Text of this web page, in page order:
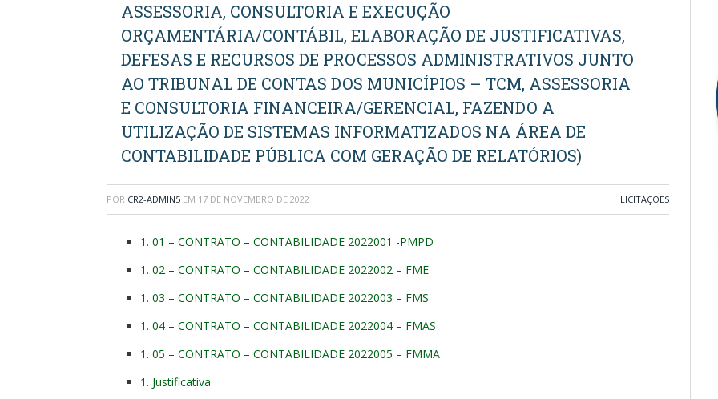
ASSESSORIA, CONSULTORIA E EXECUÇÃO
ORÇAMENTÁRIA/CONTÁBIL, ELABORAÇÃO DE JUSTIFICATIVAS,
DEFESAS E RECURSOS DE PROCESSOS ADMINISTRATIVOS JUNTO
AO TRIBUNAL DE CONTAS DOS MUNICÍPIOS – TCM, ASSESSORIA
E CONSULTORIA FINANCEIRA/GERENCIAL, FAZENDO A
UTILIZAÇÃO DE SISTEMAS INFORMATIZADOS NA ÁREA DE
CONTABILIDADE PÚBLICA COM GERAÇÃO DE RELATÓRIOS)
POR CR2-ADMIN5 EM 17 DE NOVEMBRO DE 2022 LICITAÇÕES
1. 01 – CONTRATO – CONTABILIDADE 2022001 -PMPD
1. 02 – CONTRATO – CONTABILIDADE 2022002 – FME
1. 03 – CONTRATO – CONTABILIDADE 2022003 – FMS
1. 04 – CONTRATO – CONTABILIDADE 2022004 – FMAS
1. 05 – CONTRATO – CONTABILIDADE 2022005 – FMMA
1. Justificativa